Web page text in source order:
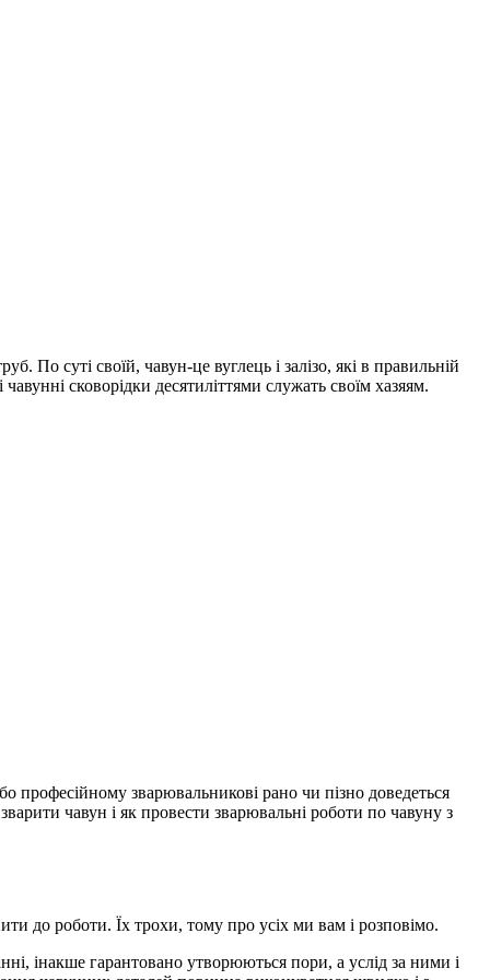
По суті своїй, чавун-це вуглець і залізо, які в правильній
сковорідки десятиліттями служать своїм хазяям.
професійному зварювальникові рано чи пізно доведеться
чавун і як провести зварювальні роботи по чавуну з
до роботи. Їх трохи, тому про усіх ми вам і розповімо.
інакше гарантовано утворюються пори, а услід за ними і